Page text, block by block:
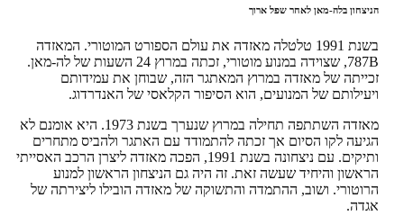
הניצחון בלה-מאן לאחר שפל ארוך
בשנת 1991 טלטלה מאזדה את עולם הספורט המוטורי. המאזדה
787B, שצוידה במנוע מוטורי, זכתה במרוץ 24 השעות של לה-מאן.
זכייתה של מאזדה במרוץ המאתגר הזה, שבוחן את עמידותם
ויעילותם של המנועים, הוא הסיפור הקלאסי של האנדרדוג.
מאזדה השתתפה תחילה במרוץ שנערך בשנת 1973. היא אומנם לא
הגיעה לקו הסיום אך זכתה להתמודד עם האתגר ולהביס מתחרים
ותיקים. עם ניצחונה בשנת 1991, הפכה מאזדה ליצרן הרכב האסייתי
הראשון והיחיד שעשה זאת. זה היה גם הניצחון הראשון למנוע
הרוטורי. ושוב, ההתמדה והתשוקה של מאזדה הובילו ליצירתה של
אגדה.